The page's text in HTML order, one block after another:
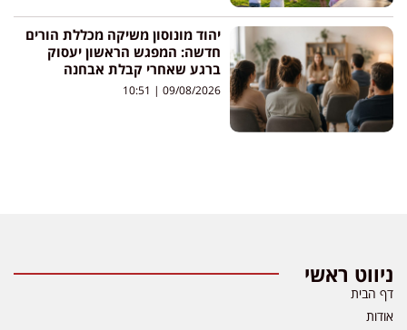
יהוד מונוסון משיקה מכללת הורים
חדשה: המפגש הראשון יעסוק
ברגע שאחרי קבלת אבחנה
09/08/2026
ניווט ראשי
דף הבית
אודות